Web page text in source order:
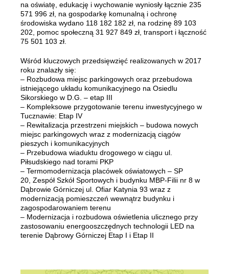
na oświatę, edukację i wychowanie wyniosły łącznie 235
571 996 zł, na gospodarkę komunalną i ochronę
środowiska wydano 118 182 182 zł, na rodzinę 89 103
202, pomoc społeczną 31 927 849 zł, transport i łączność
75 501 103 zł.
Wśród kluczowych przedsięwzięć realizowanych w 2017
roku znalazły się:
– Rozbudowa miejsc parkingowych oraz przebudowa
istniejącego układu komunikacyjnego na Osiedlu
Sikorskiego w D.G. – etap III
– Kompleksowe przygotowanie terenu inwestycyjnego w
Tucznawie: Etap IV
– Rewitalizacja przestrzeni miejskich – budowa nowych
miejsc parkingowych wraz z modernizacją ciągów
pieszych i komunikacyjnych
– Przebudowa wiaduktu drogowego w ciągu ul.
Piłsudskiego nad torami PKP
– Termomodernizacja placówek oświatowych – SP
20, Zespół Szkół Sportowych i budynku MBP-Filii nr 8 w
Dąbrowie Górniczej ul. Ofiar Katynia 93 wraz z
modernizacją pomieszczeń wewnątrz budynku i
zagospodarowaniem terenu
– Modernizacja i rozbudowa oświetlenia ulicznego przy
zastosowaniu energooszczędnych technologii LED na
terenie Dąbrowy Górniczej Etap I i Etap II